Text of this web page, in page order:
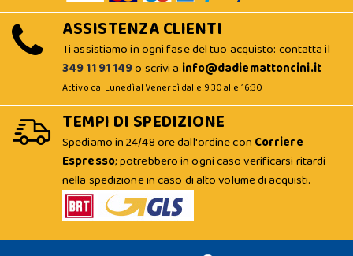
ASSISTENZA CLIENTI
Ti assistiamo in ogni fase del tuo acquisto: contatta il
349 11 91 149o scrivi a info@dadiemattoncini.it
Attivo dal Lunedì al Venerdì dalle 9:30 alle 16:30
TEMPI DI SPEDIZIONE
Spediamo in 24/48 ore dall'ordine con Corriere
Espresso; potrebbero in ogni caso verificarsi ritardi
nella spedizione in caso di alto volume di acquisti.